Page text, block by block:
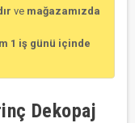
ve mağazamızda
1 iş günü içinde
Dekopaj